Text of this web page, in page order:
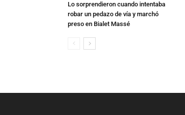
Lo sorprendieron cuando intentaba
robar un pedazo de vía y marchó
preso en Bialet Massé